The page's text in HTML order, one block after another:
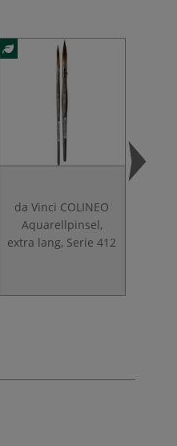
da Vinci COLINEO
Aquarellpinsel,
extra lang, Serie 412